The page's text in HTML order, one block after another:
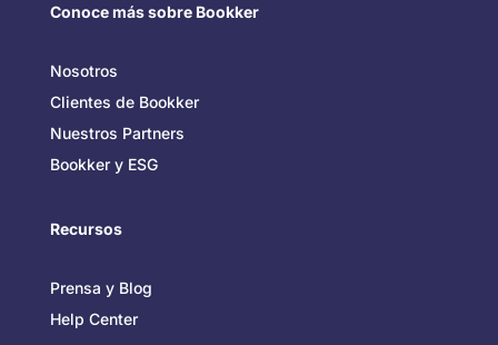
Conoce más sobre Bookker
Nosotros
Clientes de Bookker
Nuestros Partners
Bookker y ESG
Recursos
Prensa y Blog
Help Center